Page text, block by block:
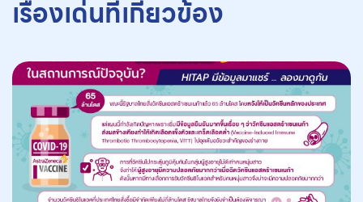
เรื่องเด่นที่เกี่ยวข้อง